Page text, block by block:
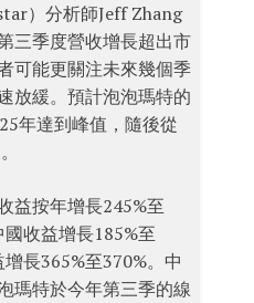
）分析師Jeff Zhang
三季度營收增長超出市
可能更關注未來幾個季
放緩。預計泡泡瑪特的
年達到峰值，隨後從
益按年增長245%至
收益增長185%至
長365%至370%。中
瑪特於今年第三季的線